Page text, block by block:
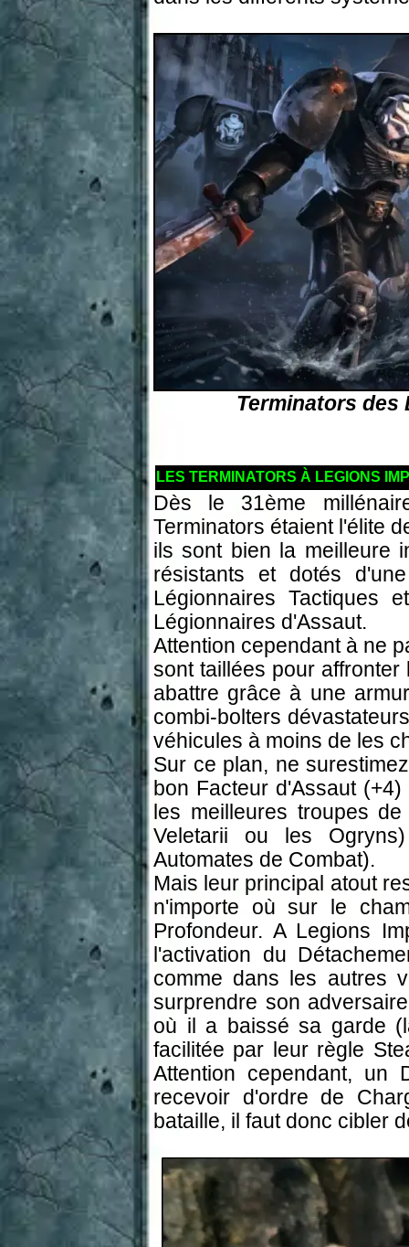
Terminators des
LES TERMINATORS À LEGIONS
Dès le 31ème
Terminators étaient l'élite
ils sont bien la meilleure
résistants et dotés
Légionnaires Tactiques
Légionnaires d'Assaut.
Attention cependant à ne
sont taillées pour
abattre grâce à une
combi-bolters
véhicules à moins de les
Sur ce plan, ne
bon Facteur d'Assaut
les meilleures troupes
Veletarii ou les
Automates de Combat).
Mais leur principal atout
n'importe où sur le
Profondeur. A Legions
l'activation du
comme dans les autres
surprendre son
où il a baissé sa garde
facilitée par leur règle
Attention cependant, un
recevoir d'ordre de
bataille, il faut donc cibler